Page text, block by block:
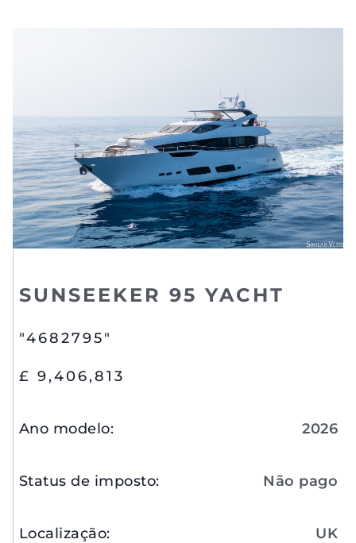
SUNSEEKER 95 YACHT
"4682795"
£ 9,406,813
Ano modelo: 2026
Status de imposto: Não pago
Localização: UK